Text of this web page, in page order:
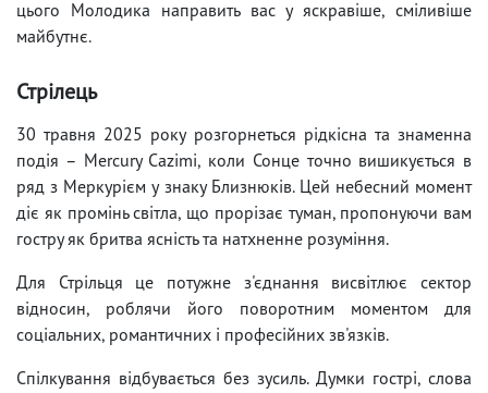
цього Молодика направить вас у яскравіше, сміливіше
майбутнє.
Стрілець
30 травня 2025 року розгорнеться рідкісна та знаменна
подія – Mercury Cazimi, коли Сонце точно вишикується в
ряд з Меркурієм у знаку Близнюків. Цей небесний момент
діє як промінь світла, що прорізає туман, пропонуючи вам
гостру як бритва ясність та натхненне розуміння.
Для Стрільця це потужне з'єднання висвітлює сектор
відносин, роблячи його поворотним моментом для
соціальних, романтичних і професійних зв'язків.
Спілкування відбувається без зусиль. Думки гострі, слова